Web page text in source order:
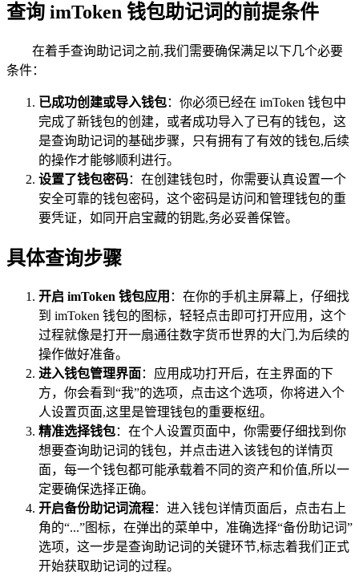
查询 imToken 钱包助记词的前提条件
在着手查询助记词之前,我们需要确保满足以下几个必要
条件：
已成功创建或导入钱包：你必须已经在 imToken 钱包中
完成了新钱包的创建，或者成功导入了已有的钱包，这
是查询助记词的基础步骤，只有拥有了有效的钱包,后续
的操作才能够顺利进行。
设置了钱包密码：在创建钱包时，你需要认真设置一个
安全可靠的钱包密码，这个密码是访问和管理钱包的重
要凭证，如同开启宝藏的钥匙,务必妥善保管。
具体查询步骤
开启 imToken 钱包应用 ：在你的手机主屏幕上，仔细找
到 imToken 钱包的图标，轻轻点击即可打开应用，这个
过程就像是打开一扇通往数字货币世界的大门,为后续的
操作做好准备。
进入钱包管理界面：应用成功打开后，在主界面的下
方，你会看到“我”的选项，点击这个选项，你将进入个
人设置页面,这里是管理钱包的重要枢纽。
精准选择钱包：在个人设置页面中，你需要仔细找到你
想要查询助记词的钱包，并点击进入该钱包的详情页
面，每一个钱包都可能承载着不同的资产和价值,所以一
定要确保选择正确。
开启备份助记词流程：进入钱包详情页面后，点击右上
角的“...”图标，在弹出的菜单中，准确选择“备份助记词”
选项，这一步是查询助记词的关键环节,标志着我们正式
开始获取助记词的过程。